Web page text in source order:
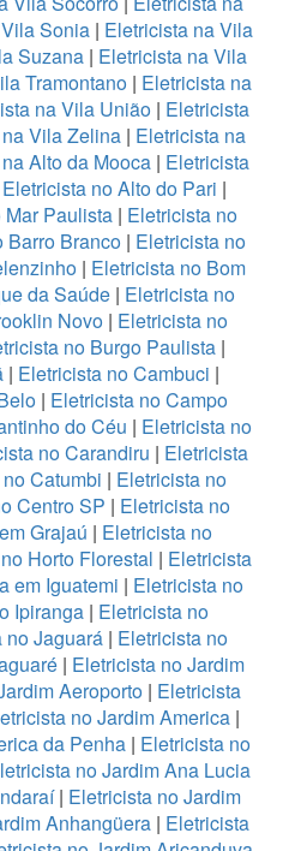
Sonia| Eletricista na Vila
Suzana| Eletricista na Vila
Tramontano| Eletricista na
na Vila União| Eletricista
Vila Zelina | Eletricista na
Alto da Mooca | Eletricista
Eletricista no Alto do Pari |
Paulista | Eletricista no
Barro Branco| Eletricista no
| Eletricista no Bom
da Saúde| Eletricista no
Novo | Eletricista no
no Burgo Paulista |
| Eletricista no Cambuci |
| Eletricista no Campo
do Céu | Eletricista no
no Carandiru | Eletricista
Catumbi | Eletricista no
Centro SP | Eletricista no
Grajaú | Eletricista no
Horto Florestal | Eletricista
em Iguatemi | Eletricista no
Ipiranga| Eletricista no
no Jaguará | Eletricista no
| Eletricista no Jardim
Aeroporto | Eletricista
no Jardim America|
da Penha | Eletricista no
no Jardim Ana Lucia
| Eletricista no Jardim
Anhangüera| Eletricista